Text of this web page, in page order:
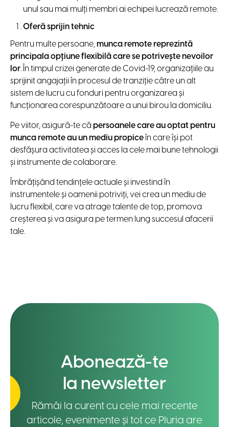
unul sau mai mulți membri ai echipei lucrează remote.
Oferă sprijin tehnic
Pentru multe persoane,munca remote reprezintă
principala opţiune flexibilă care se potrivește nevoilor
lor. În timpul crizei generate de Covid-19, organizațiile au
sprijinit angajaţii în procesul de tranziţie către un alt
sistem de lucru cu fonduri pentru organizarea și
funcționarea corespunzătoare a unui birou la domiciliu.
Pe viitor, asigură-te că persoanelecare au optat pentru
munca remote au un mediu propiceîn care îşi pot
desfăşura activitatea și acces la cele mai bune tehnologii
și instrumente de colaborare.
Îmbrățișând tendințele actuale și investind în
instrumentele și oamenii potriviţi, vei crea un mediu de
lucru flexibil, care va atrage talente de top, promova
creșterea și va asigura pe termen lung succesul afacerii
tale.
Abonează-te
la newsletter
Rămâi la curent cu cele mai recente
articole, evenimente și tot ce Pluria are